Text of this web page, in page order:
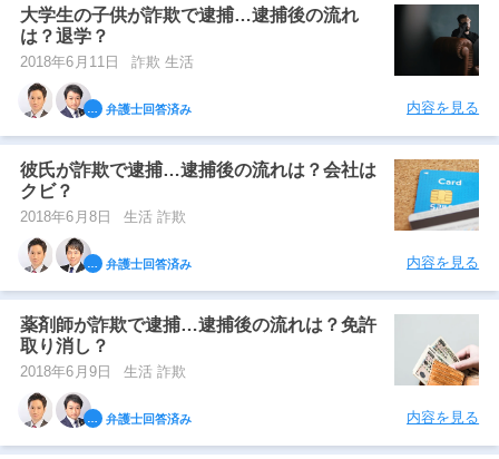
大学生の子供が詐欺で逮捕…逮捕後の流れ
は？退学？
2018年6月11日 詐欺 生活
弁護士回答済み 内容を見る
彼氏が詐欺で逮捕…逮捕後の流れは？会社は
クビ？
2018年6月8日 生活 詐欺
弁護士回答済み 内容を見る
薬剤師が詐欺で逮捕…逮捕後の流れは？免許
取り消し？
2018年6月9日 生活 詐欺
弁護士回答済み 内容を見る